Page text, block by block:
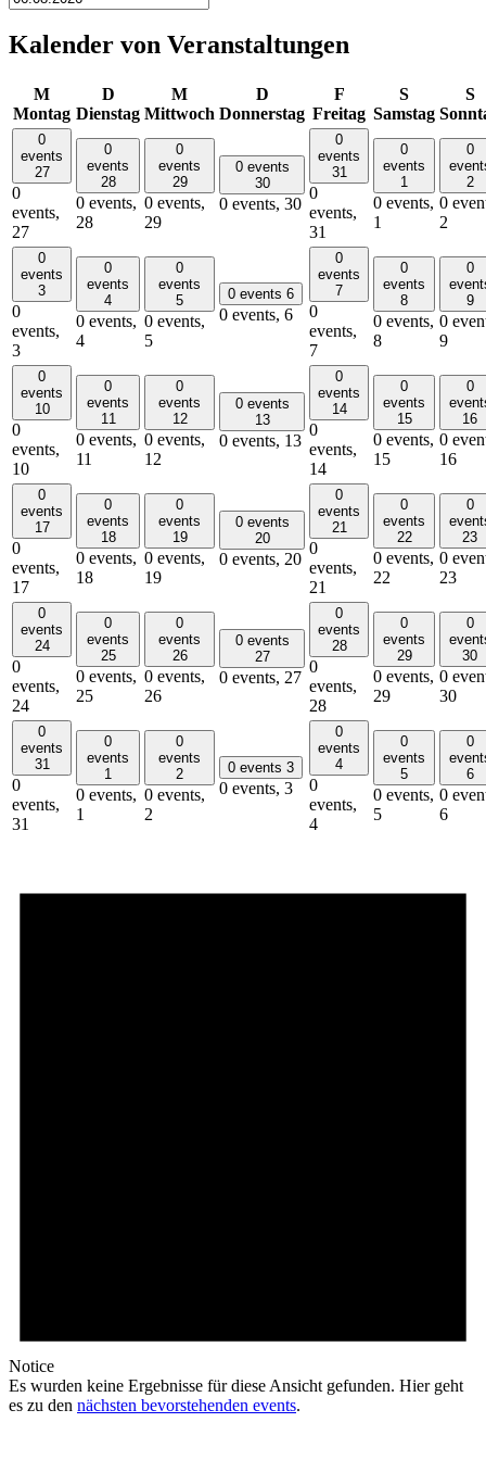
Kalender von Veranstaltungen
M
Montag
D
Dienstag
M
Mittwoch
D
Donnerstag
F
Freitag
S
Samstag
S
0
events
27
0
events,
27
0
events
28
0 events,
28
0
events
29
0 events,
29
0 events
30
0 events, 30
0
events
31
0
events,
31
0
events
1
0 events,
1
0
2
0
2
0
events
3
0
events,
3
0
events
4
0 events,
4
0
events
5
0 events,
5
0 events 6
0 events, 6
0
events
7
0
events,
7
0
events
8
0 events,
8
0
9
0
9
0
events
10
0
events,
10
0
events
11
0 events,
11
0
events
12
0 events,
12
0 events
13
0 events, 13
0
events
14
0
events,
14
0
events
15
0 events,
15
0
16
0
16
0
events
17
0
events,
17
0
events
18
0 events,
18
0
events
19
0 events,
19
0 events
20
0 events, 20
0
events
21
0
events,
21
0
events
22
0 events,
22
0
23
0
23
0
events
24
0
events,
24
0
events
25
0 events,
25
0
events
26
0 events,
26
0 events
27
0 events, 27
0
events
28
0
events,
28
0
events
29
0 events,
29
0
30
0
30
0
events
31
0
events,
31
0
events
1
0 events,
1
0
events
2
0 events,
2
0 events 3
0 events, 3
0
events
4
0
events,
4
0
events
5
0 events,
5
0
6
0
6
Notice
Es wurden keine Ergebnisse für diese Ansicht gefunden. Hier geht
es zu den nächsten bevorstehenden events.